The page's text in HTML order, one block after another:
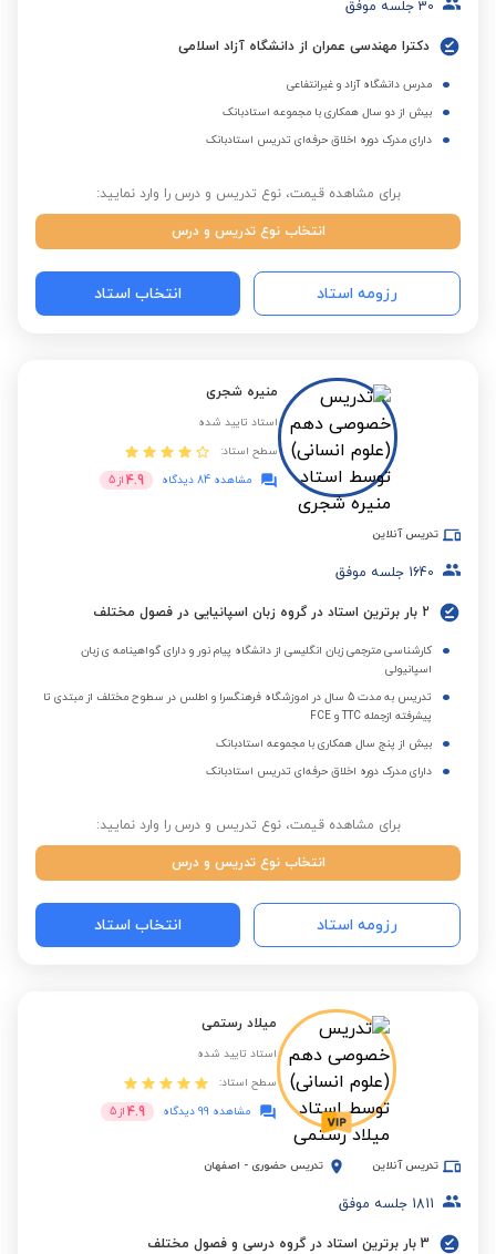
30 جلسه موفق
دکترا مهندسی عمران از دانشگاه آزاد اسلامی
مدرس دانشگاه آزاد و غیرانتفاعی
بیش از دو سال همکاری با مجموعه استادبانک
دارای مدرک دوره اخلاق حرفه‌ای تدریس استادبانک
برای مشاهده قیمت، نوع تدریس و درس را وارد نمایید:
انتخاب نوع تدریس و درس
رزومه استاد انتخاب استاد
منیره شجری
استاد تایید شده
سطح استاد:
مشاهده 84 دیدگاه
4.9 از 5
تدریس آنلاین
1640 جلسه موفق
2 بار برترین استاد در گروه زبان اسپانیایی در فصول مختلف
کارشناسی مترجمی زبان انگلیسی از دانشگاه پیام نور و دارای گواهینامه ی زبان
اسپانیولی
تدریس به مدت 5 سال در اموزشگاه فرهنگسرا و اطلس در سطوح مختلف از مبتدی تا
پیشرفته ازجمله TTC و FCE
بیش از پنج سال همکاری با مجموعه استادبانک
دارای مدرک دوره اخلاق حرفه‌ای تدریس استادبانک
برای مشاهده قیمت، نوع تدریس و درس را وارد نمایید:
انتخاب نوع تدریس و درس
رزومه استاد انتخاب استاد
میلاد رستمی
استاد تایید شده
سطح استاد:
مشاهده 99 دیدگاه
4.9 از 5
تدریس آنلاین تدریس حضوری - اصفهان
1811 جلسه موفق
3 بار برترین استاد در گروه درسی و فصول مختلف